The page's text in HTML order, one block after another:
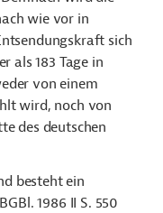
wie vor in
sich
als 183 Tage in
von einem
wird, noch von
des deutschen
besteht ein
1986 II S. 550